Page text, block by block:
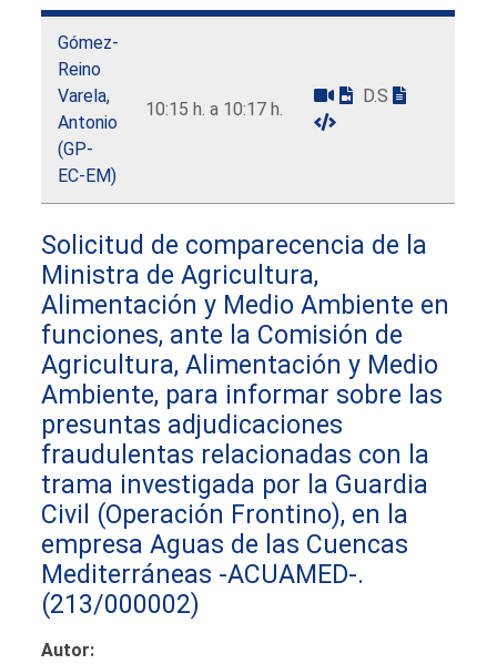
Gómez-
Reino
Varela,
Antonio
(GP-
EC-EM)
10:15 h. a 10:17 h.
D.S
Solicitud de comparecencia de la
Ministra de Agricultura,
Alimentación y Medio Ambiente en
funciones, ante la Comisión de
Agricultura, Alimentación y Medio
Ambiente, para informar sobre las
presuntas adjudicaciones
fraudulentas relacionadas con la
trama investigada por la Guardia
Civil (Operación Frontino), en la
empresa Aguas de las Cuencas
Mediterráneas -ACUAMED-.
(213/000002)
Autor: